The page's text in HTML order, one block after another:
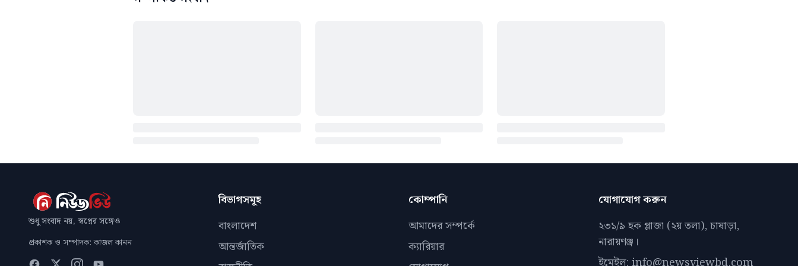
শুধু সংবাদ নয়, স্বপ্নের সঙ্গেও
প্রকাশক ও সম্পাদক: কাজল কানন
বিভাগসমূহ
বাংলাদেশ
আন্তর্জাতিক
কোম্পানি
আমাদের সম্পর্কে
ক্যারিয়ার
যোগাযোগ করুন
২৩১/৯ হক প্লাজা (২য় তলা), চাষাড়া,
নারায়ণঞ্জ।